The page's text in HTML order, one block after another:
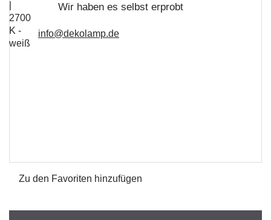
Wir haben es selbst erprobt
info@dekolamp.de
Zu den Favoriten hinzufügen